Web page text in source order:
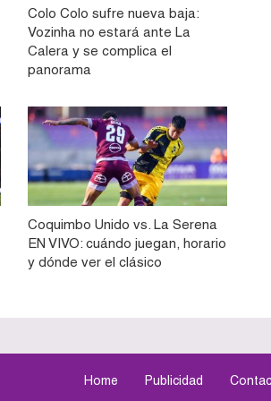
Colo Colo sufre nueva baja:
Vozinha no estará ante La
Calera y se complica el
panorama
Coquimbo Unido vs. La Serena
EN VIVO: cuándo juegan, horario
y dónde ver el clásico
Home Publicidad